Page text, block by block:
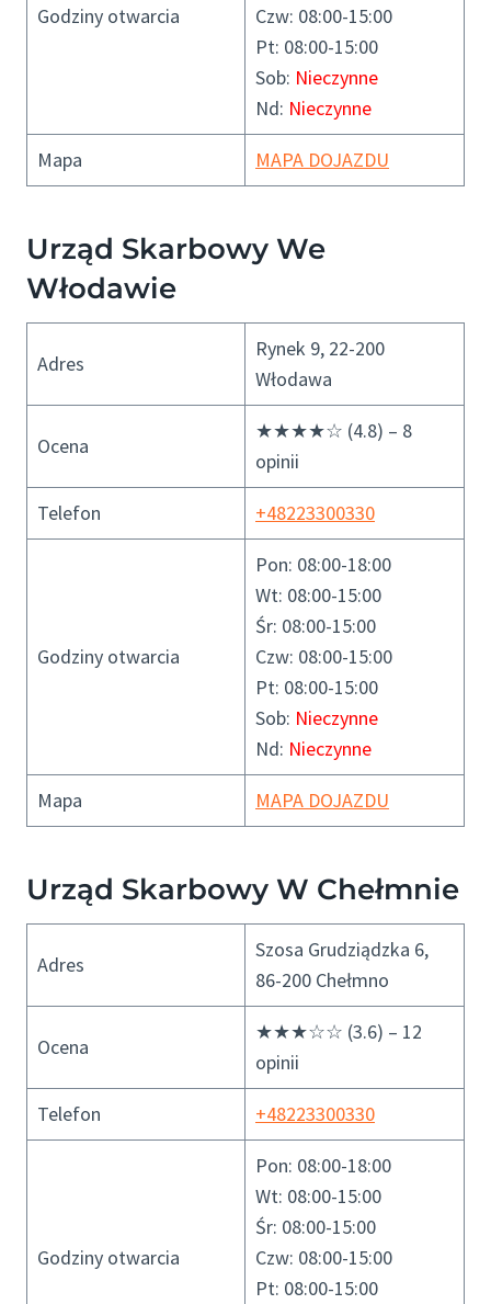
Godziny otwarcia
Czw: 08:00-15:00
Pt: 08:00-15:00
Sob: Nieczynne
Nd: Nieczynne
Mapa MAPA DOJAZDU
Urząd Skarbowy We
Włodawie
Adres
Rynek 9, 22-200
Włodawa
Ocena
★★★★☆ (4.8) – 8
opinii
Telefon +48223300330
Godziny otwarcia
Pon: 08:00-18:00
Wt: 08:00-15:00
Śr: 08:00-15:00
Czw: 08:00-15:00
Pt: 08:00-15:00
Sob: Nieczynne
Nd: Nieczynne
Mapa MAPA DOJAZDU
Urząd Skarbowy W Chełmnie
Adres
Szosa Grudziądzka 6,
86-200 Chełmno
Ocena
★★★☆☆ (3.6) – 12
opinii
Telefon +48223300330
Godziny otwarcia
Pon: 08:00-18:00
Wt: 08:00-15:00
Śr: 08:00-15:00
Czw: 08:00-15:00
Pt: 08:00-15:00